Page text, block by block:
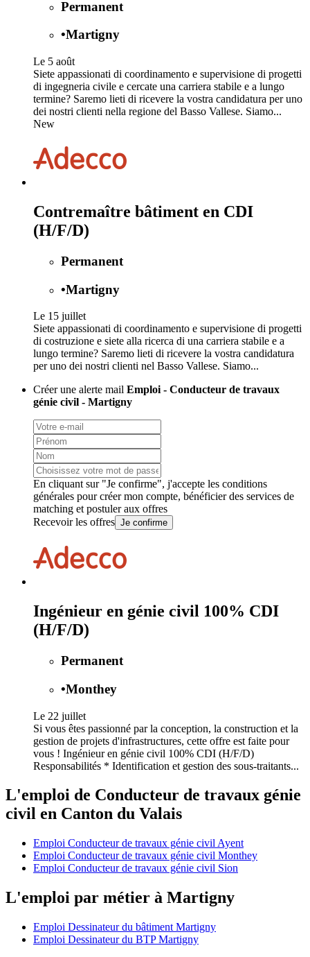
Permanent
•Martigny
Le 5 août
Siete appassionati di coordinamento e supervisione di progetti
di ingegneria civile e cercate una carriera stabile e a lungo
termine? Saremo lieti di ricevere la vostra candidatura per uno
dei nostri clienti nella regione del Basso Vallese. Siamo...
New
Contremaître bâtiment en CDI
(H/F/D)
Permanent
•Martigny
Le 15 juillet
Siete appassionati di coordinamento e supervisione di progetti
di costruzione e siete alla ricerca di una carriera stabile e a
lungo termine? Saremo lieti di ricevere la vostra candidatura
per uno dei nostri clienti nel Basso Vallese. Siamo...
Créer une alerte mail Emploi - Conducteur de travaux
génie civil - Martigny
En cliquant sur "Je confirme", j'accepte les conditions
générales pour créer mon compte, bénéficier des services de
matching et postuler aux offres
Recevoir les offres Je confirme
Ingénieur en génie civil 100% CDI
(H/F/D)
Permanent
•Monthey
Le 22 juillet
Si vous êtes passionné par la conception, la construction et la
gestion de projets d'infrastructures, cette offre est faite pour
vous ! Ingénieur en génie civil 100% CDI (H/F/D)
Responsabilités * Identification et gestion des sous-traitants...
L'emploi de Conducteur de travaux génie
civil en Canton du Valais
Emploi Conducteur de travaux génie civil Ayent
Emploi Conducteur de travaux génie civil Monthey
Emploi Conducteur de travaux génie civil Sion
L'emploi par métier à Martigny
Emploi Dessinateur du bâtiment Martigny
Emploi Dessinateur du BTP Martigny